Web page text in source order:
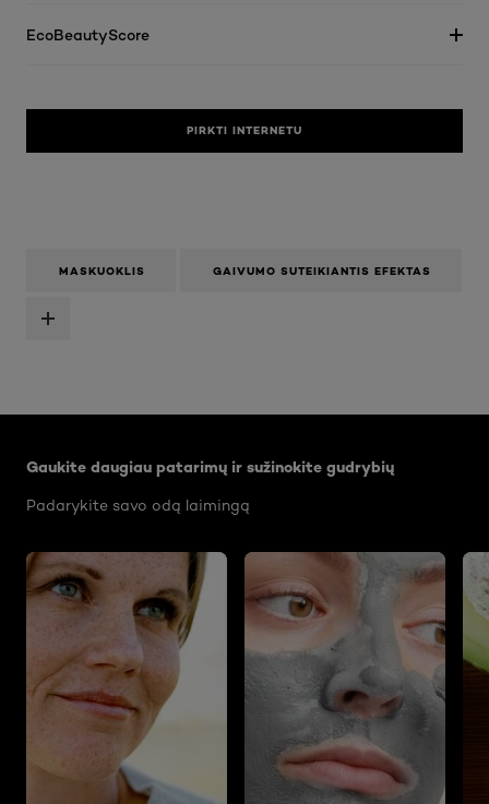
EcoBeautyScore
PIRKTI INTERNETU
MASKUOKLIS GAIVUMO SUTEIKIANTIS EFEKTAS
Gaukite daugiau patarimų ir sužinokite gudrybių
Padarykite savo odą laimingą